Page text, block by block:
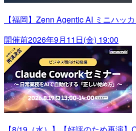
【福岡】Zenn Agentic AI ミニハッ
開催前2026年9月11日(金) 19:00